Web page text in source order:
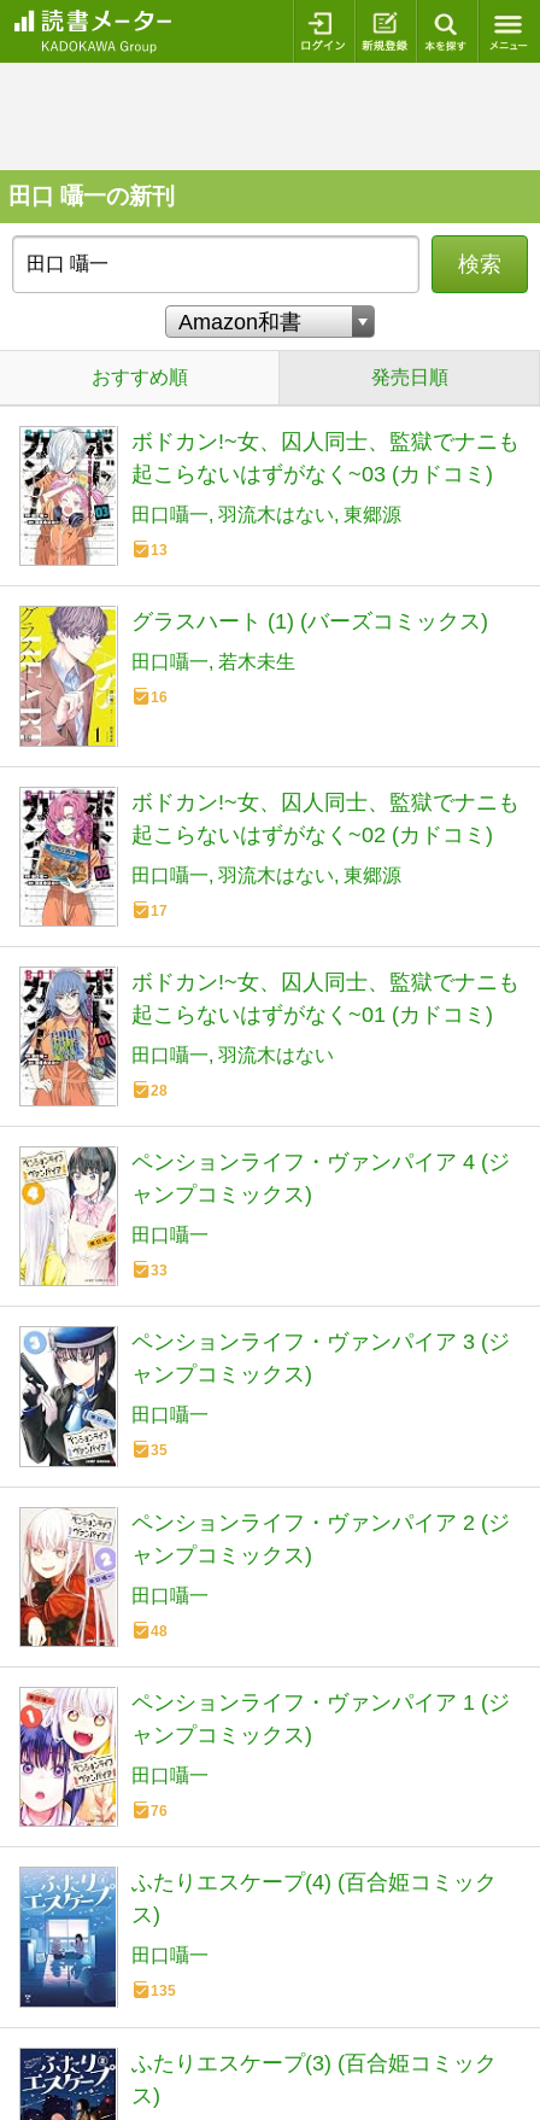
ログイン 新規登録
田口 囁一の新刊
検索
おすすめ順 発売日順
ボドカン!~女、囚人同士、監獄でナニも
起こらないはずがなく~03 (カドコミ)
田口囁一 羽流木はない 東郷源
13
グラスハート (1) (バーズコミックス)
田口囁一 若木未生
16
ボドカン!~女、囚人同士、監獄でナニも
起こらないはずがなく~02 (カドコミ)
田口囁一 羽流木はない 東郷源
17
ボドカン!~女、囚人同士、監獄でナニも
起こらないはずがなく~01 (カドコミ)
田口囁一 羽流木はない
28
ペンションライフ・ヴァンパイア 4 (ジ
ャンプコミックス)
田口囁一
33
ペンションライフ・ヴァンパイア 3 (ジ
ャンプコミックス)
田口囁一
35
ペンションライフ・ヴァンパイア 2 (ジ
ャンプコミックス)
田口囁一
48
ペンションライフ・ヴァンパイア 1 (ジ
ャンプコミックス)
田口囁一
76
ふたりエスケープ(4) (百合姫コミック
ス)
田口囁一
135
ふたりエスケープ(3) (百合姫コミック
ス)